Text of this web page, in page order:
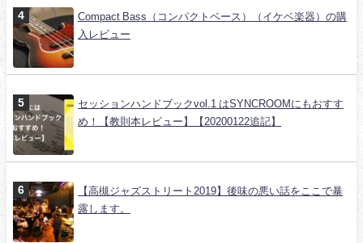
Compact Bass（コンパクトベース）（イケベ楽器）の購
入レビュー
セッションハンドブックvol.1 はSYNCROOMにもおすす
め！【教則本レビュー】【20200122追記】
【高槻ジャズストリート2019】後味の悪い話をここで暴
露します。